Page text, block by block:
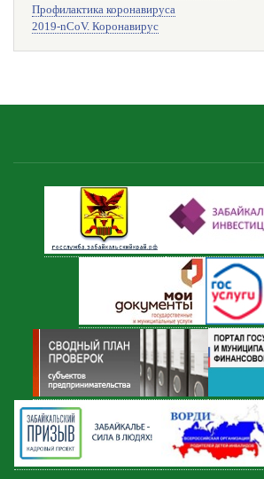
Профилактика коронавируса
2019-nCoV. Коронавирус